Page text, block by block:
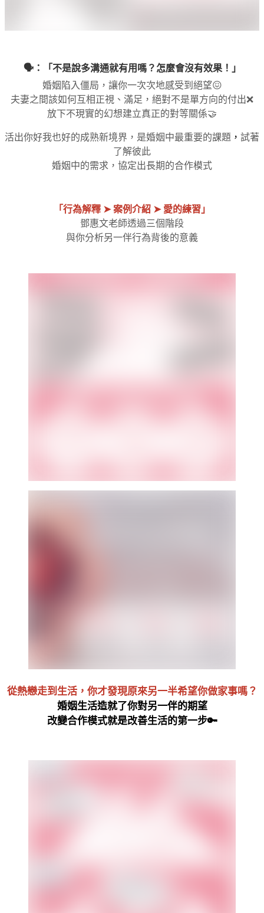
🗣：「不是說多溝通就有用嗎？怎麼會沒有效果！」
婚姻陷入僵局，讓你一次次地感受到絕望😖
夫妻之間該如何互相正視、滿足，絕對不是單方向的付出❌
放下不現實的幻想建立真正的對等關係🤝
活出你好我也好的成熟新境界，是婚姻中最重要的課題 ， 試著
了解彼此
婚姻中的需求，協定出長期的合作模式
「行為解釋 ➤ 案例介紹 ➤ 愛的練習」
鄧惠文老師透過三個階段
與你分析另一伴行為背後的意義
從熱戀走到生活，你才發現原來另一半希望你做家事嗎？
婚姻生活造就了你對另一伴的期望
改變合作模式就是改善生活的第一步🔑